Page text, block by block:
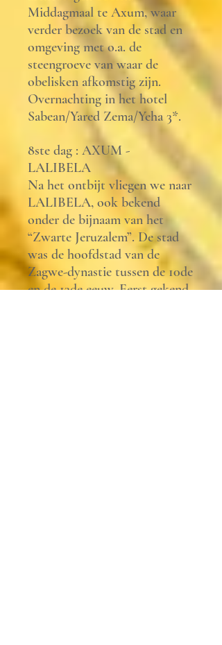
Middagmaal te Axum, waar
verder bezoek van de stad en
omgeving met o.a. de
steengroeve van waar de
obelisken afkomstig zijn.
Overnachting in het hotel
Sabean/Yared Zema/Yeha 3*.
8ste dag : AXUM -
LALIBELA
Na het ontbijt vliegen we naar
LALIBELA, ook bekend
onder de bijnaam van het
“Zwarte Jeruzalem”. De stad
was de hoofdstad van de
Zagwe-dynastie tussen de 10de
en de 13de eeuw. Eerst gekend